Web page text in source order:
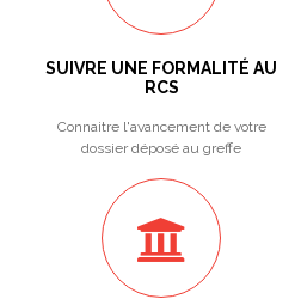
SUIVRE UNE FORMALITÉ AU
RCS
Connaitre l'avancement de votre
dossier déposé au greffe